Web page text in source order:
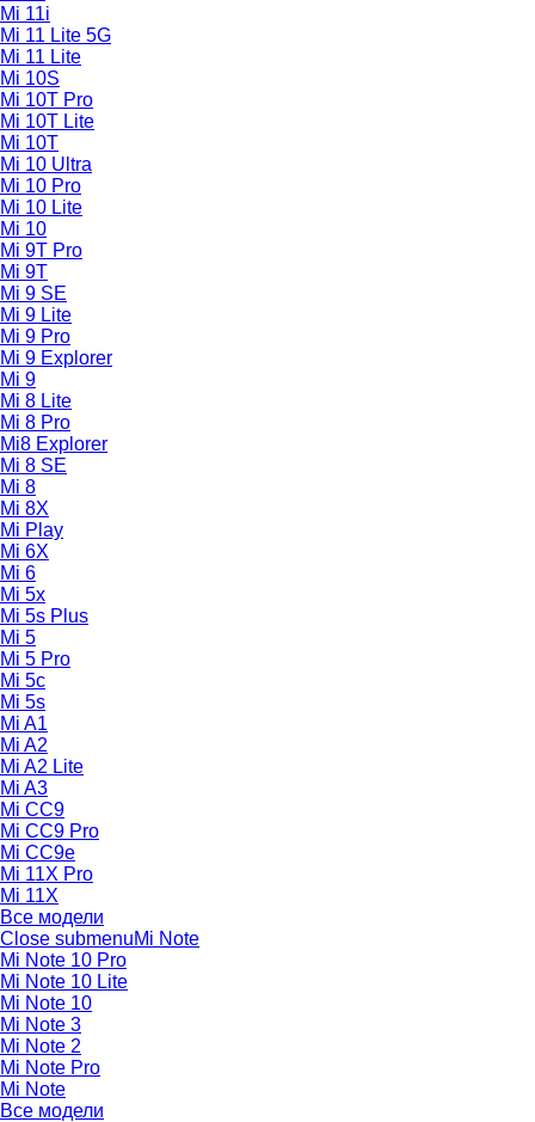
Mi 11i
Mi 11 Lite 5G
Mi 11 Lite
Mi 10S
Mi 10T Pro
Mi 10T Lite
Mi 10T
Mi 10 Ultra
Mi 10 Pro
Mi 10 Lite
Mi 10
Mi 9T Pro
Mi 9T
Mi 9 SE
Mi 9 Lite
Mi 9 Pro
Mi 9 Explorer
Mi 9
Mi 8 Lite
Mi 8 Pro
Mi8 Explorer
Mi 8 SE
Mi 8
Mi 8X
Mi Play
Mi 6X
Mi 6
Mi 5x
Mi 5s Plus
Mi 5
Mi 5 Pro
Mi 5c
Mi 5s
Mi A1
Mi A2
Mi A2 Lite
Mi A3
Mi CC9
Mi CC9 Pro
Mi CC9e
Mi 11X Pro
Mi 11X
Все модели
Close submenuMi Note
Mi Note 10 Pro
Mi Note 10 Lite
Mi Note 10
Mi Note 3
Mi Note 2
Mi Note Pro
Mi Note
Все модели